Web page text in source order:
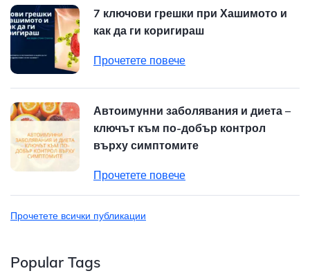
7 ключови грешки при Хашимото и
как да ги коригираш
Прочетете повече
Автоимунни заболявания и диета –
ключът към по-добър контрол
върху симптомите
Прочетете повече
Прочетете всички публикации
Popular Tags